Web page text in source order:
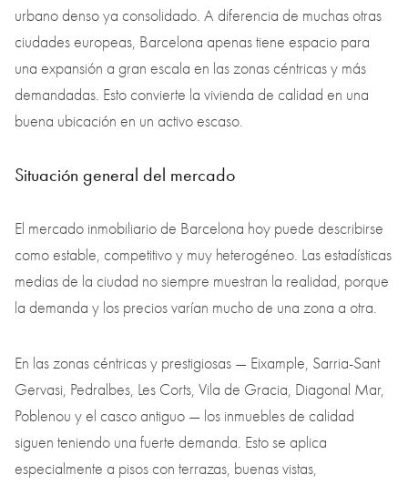
urbano denso ya consolidado. A diferencia de muchas otras
ciudades europeas, Barcelona apenas tiene espacio para
una expansión a gran escala en las zonas céntricas y más
demandadas. Esto convierte la vivienda de calidad en una
buena ubicación en un activo escaso.
Situación general del mercado
El mercado inmobiliario de Barcelona hoy puede describirse
como estable, competitivo y muy heterogéneo. Las estadísticas
medias de la ciudad no siempre muestran la realidad, porque
la demanda y los precios varían mucho de una zona a otra.
En las zonas céntricas y prestigiosas — Eixample, Sarria-Sant
Gervasi, Pedralbes, Les Corts, Vila de Gracia, Diagonal Mar,
Poblenou y el casco antiguo — los inmuebles de calidad
siguen teniendo una fuerte demanda. Esto se aplica
especialmente a pisos con terrazas, buenas vistas,